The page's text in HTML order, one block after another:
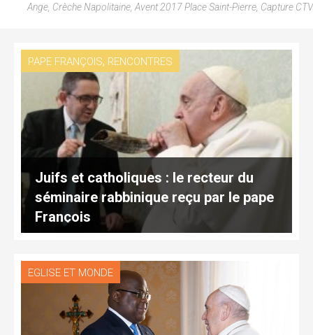
Ange, Crèche Napolitaine, Avent 2017 Place Saint-Pierre, Capture CTV
PAPE FRANÇOIS, RENCONTRES
Juifs et catholiques : le recteur du
séminaire rabbinique reçu par le pape
François
EGLISE ET MONDE